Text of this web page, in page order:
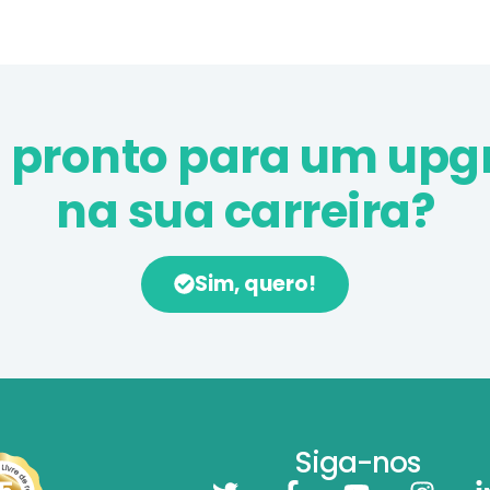
pronto para um
na sua carreira?
Sim, quero!
Siga-nos